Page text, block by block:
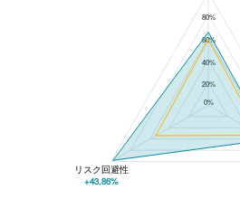
80%
60%
40%
20%
0%
リスク回避性
+43.86%